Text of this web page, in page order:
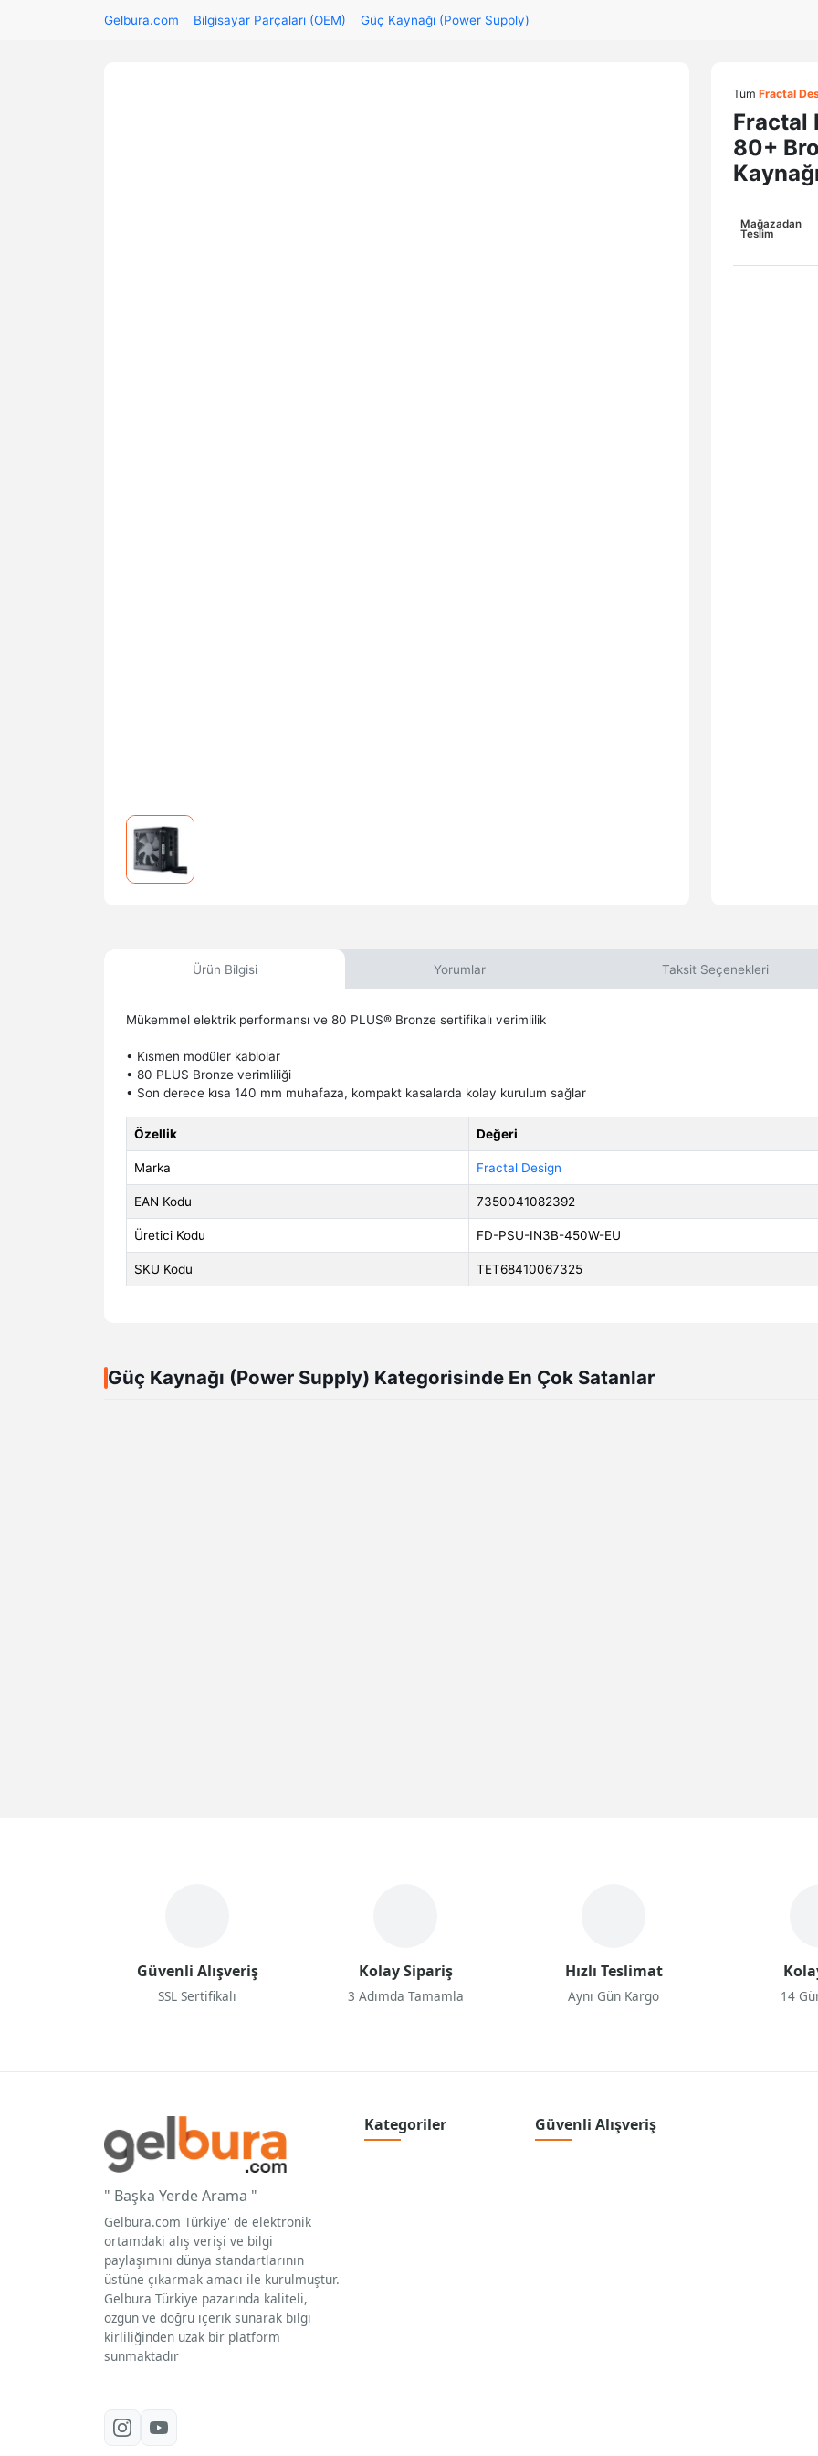
Gelbura.com Bilgisayar Parçaları (OEM) Güç Kaynağı (Power Supply)
Tüm Fractal
Fractal
80+
Kaynağı
Mağazadan
Teslim
Ürün Bilgisi Yorumlar Taksit Seçenekleri
Mükemmel elektrik performansı ve 80 PLUS® Bronze sertifikalı verimlilik
• Kısmen modüler kablolar
• 80 PLUS Bronze verimliliği
• Son derece kısa 140 mm muhafaza, kompakt kasalarda kolay kurulum sağlar
Özellik Değeri
Marka Fractal Design
EAN Kodu 7350041082392
Üretici Kodu FD-PSU-IN3B-450W-EU
SKU Kodu TET68410067325
Güç Kaynağı (Power Supply) Kategorisinde En Çok Satanlar
Güvenli Alışveriş
SSL Sertifikalı
Kolay Sipariş
3 Adımda Tamamla
Hızlı Teslimat
Aynı Gün Kargo 14
" Başka Yerde Arama "
Gelbura.com Türkiye' de elektronik
ortamdaki alış verişi ve bilgi
paylaşımını dünya standartlarının
üstüne çıkarmak amacı ile kurulmuştur.
Gelbura Türkiye pazarında kaliteli,
özgün ve doğru içerik sunarak bilgi
kirliliğinden uzak bir platform
sunmaktadır
Kategoriler Güvenli Alışveriş